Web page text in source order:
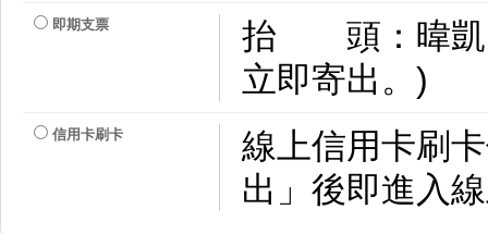
即期支票
抬 頭：暐凱
立即寄出。)
信用卡刷卡
線上信用卡刷
出」後即進入